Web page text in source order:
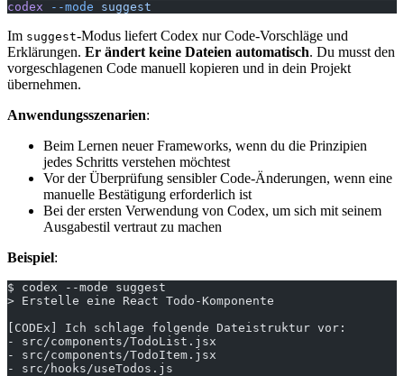
codex --mode suggest
Im suggest-Modus liefert Codex nur Code-Vorschläge und
Erklärungen. Er ändert keine Dateien automatisch. Du musst den
vorgeschlagenen Code manuell kopieren und in dein Projekt
übernehmen.
Anwendungsszenarien:
Beim Lernen neuer Frameworks, wenn du die Prinzipien
jedes Schritts verstehen möchtest
Vor der Überprüfung sensibler Code-Änderungen, wenn eine
manuelle Bestätigung erforderlich ist
Bei der ersten Verwendung von Codex, um sich mit seinem
Ausgabestil vertraut zu machen
Beispiel:
$ codex --mode suggest
> Erstelle eine React Todo-Komponente
[CODEx] Ich schlage folgende Dateistruktur vor:
- src/components/TodoList.jsx
- src/components/TodoItem.jsx
- src/hooks/useTodos.js